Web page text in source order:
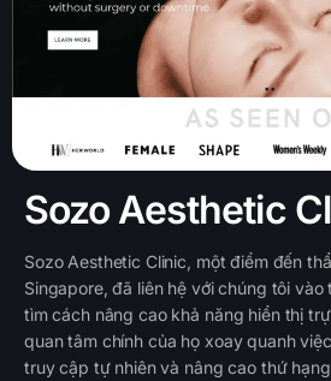
Sozo Aesthetic
Sozo Aesthetic Clinic, một điểm đến
Singapore, đã liên hệ với chúng tôi vào
tìm cách nâng cao khả năng hiển thị
quan tâm chính của họ xoay quanh
truy cập tự nhiên và nâng cao thứ